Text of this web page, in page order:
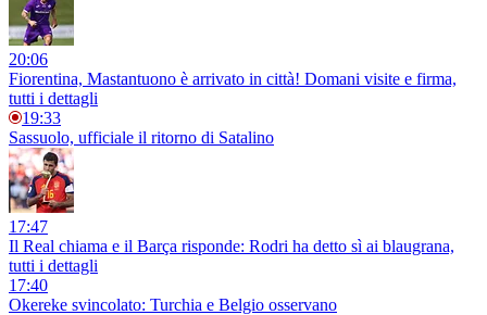
20:06
Fiorentina, Mastantuono è arrivato in città! Domani visite e firma,
tutti i dettagli
19:33
Sassuolo, ufficiale il ritorno di Satalino
17:47
Il Real chiama e il Barça risponde: Rodri ha detto sì ai blaugrana,
tutti i dettagli
17:40
Okereke svincolato: Turchia e Belgio osservano